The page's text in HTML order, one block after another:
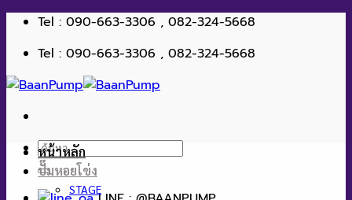
ข้าม
เนื้อหา
Tel : 090-663-3306 , 082-324-5668
Tel : 090-663-3306 , 082-324-5668
ค้นหา:
หน้าหลัก
ปั๊มหอยโข่ง
STAGE